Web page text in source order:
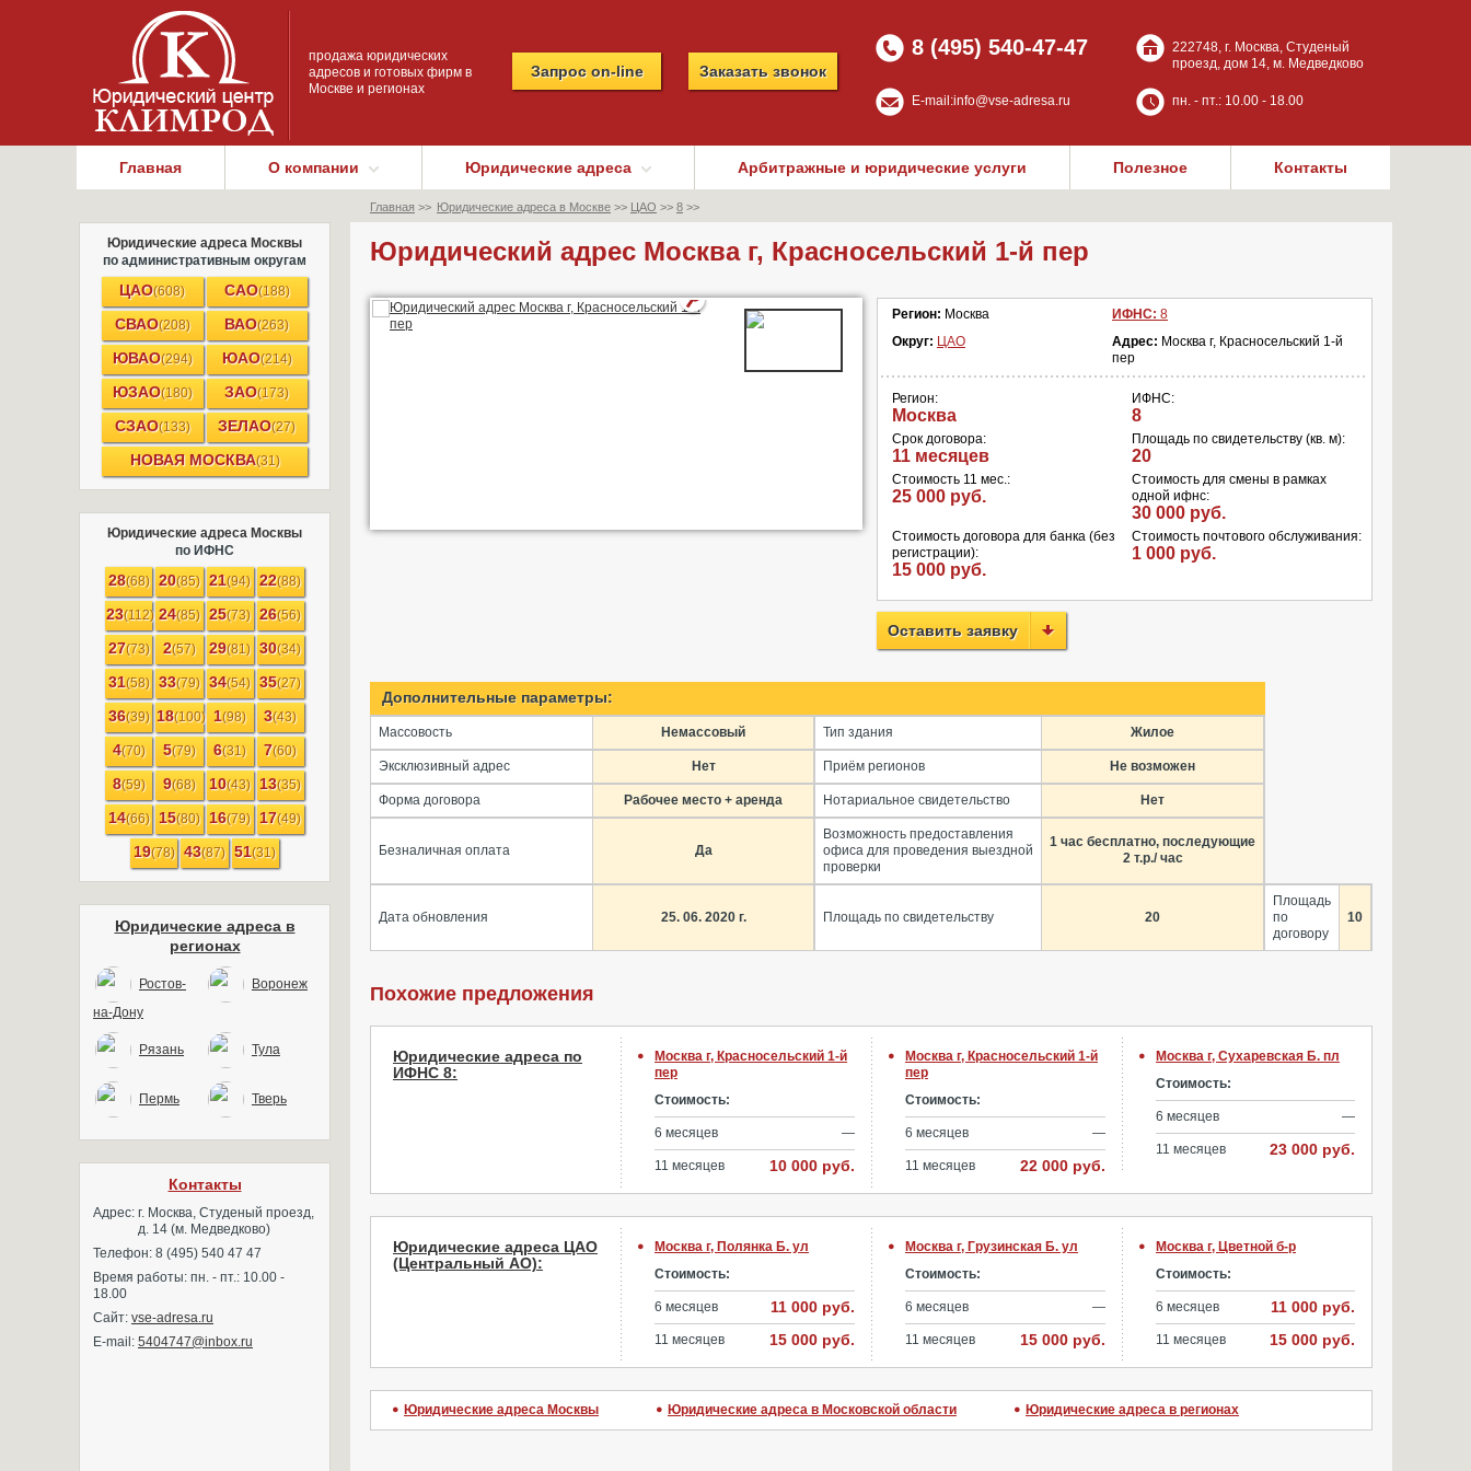
продажа юридических
адресов и готовых фирм в
Москве и регионах
Запрос on-line Заказать звонок
8 (495) 540-47-47
222748, г. Москва, Студеный
проезд, дом 14, м. Медведково
E-mail:info@vse-adresa.ru пн. - пт.: 10.00 - 18.00
Главная О компании Юридические адреса Арбитражные и юридические услуги Полезное Контакты
Юридические адреса Москвы
по административным округам
ЦАО(608) САО(188)
СВАО(208) ВАО(263)
ЮВАО(294) ЮАО(214)
ЮЗАО(180) ЗАО(173)
СЗАО(133) ЗЕЛАО(27)
НОВАЯ МОСКВА(31)
Юридические адреса Москвы
по ИФНС
28(68) 20(85) 21(94) 22(88)
23(112) 24(85) 25(73) 26(56)
27(73) 2(57) 29(81) 30(34)
31(58) 33(79) 34(54) 35(27)
36(39) 18(100) 1(98) 3(43)
4(70) 5(79) 6(31) 7(60)
8(59) 9(68) 10(43) 13(35)
14(66) 15(80) 16(79) 17(49)
19(78) 43(87) 51(31)
Юридические адреса в
регионах
Ростов-
на-Дону
Воронеж
Рязань Тула
Пермь Тверь
Контакты
Адрес: г. Москва, Студеный проезд,
д. 14 (м. Медведково)
Телефон: 8 (495) 540 47 47
Время работы: пн. - пт.: 10.00 -
18.00
Сайт: vse-adresa.ru
E-mail: 5404747@inbox.ru
Главная >> Юридические адреса в Москве >> ЦАО >> 8 >>
Юридический адрес Москва г, Красносельский 1-й пер
Регион: Москва ИФНС: 8
Округ: ЦАО Адрес: Москва г, Красносельский 1-й
пер
Регион:
Москва
ИФНС:
8
Срок договора:
11 месяцев
Площадь по свидетельству (кв. м):
20
Стоимость 11 мес.:
25 000 руб.
Cтоимость для смены в рамках
одной ифнс:
30 000 руб.
Стоимость договора для банка (без
регистрации):
15 000 руб.
Стоимость почтового обслуживания:
1 000 руб.
Оставить заявку
Дополнительные параметры:
Массовость Немассовый Тип здания Жилое
Эксклюзивный адрес Нет Приём регионов Не возможен
Форма договора Рабочее место + аренда Нотариальное свидетельство Нет
Безналичная оплата Да
Возможность предоставления
офиса для проведения выездной
проверки
1 час бесплатно, последующие
2 т.р./ час
Дата обновления 25. 06. 2020 г. Площадь по свидетельству 20
Площадь
по
договору
10
Похожие предложения
Юридические адреса по
ИФНС 8:
Москва г, Красносельский 1-й
пер
Стоимость:
6 месяцев —
11 месяцев 10 000 руб.
Москва г, Красносельский 1-й
пер
Стоимость:
6 месяцев —
11 месяцев 22 000 руб.
Москва г, Сухаревская Б. пл
Стоимость:
6 месяцев —
11 месяцев 23 000 руб.
Юридические адреса ЦАО
(Центральный АО):
Москва г, Полянка Б. ул
Стоимость:
6 месяцев 11 000 руб.
11 месяцев 15 000 руб.
Москва г, Грузинская Б. ул
Стоимость:
6 месяцев —
11 месяцев 15 000 руб.
Москва г, Цветной б-р
Стоимость:
6 месяцев 11 000 руб.
11 месяцев 15 000 руб.
Юридические адреса Москвы Юридические адреса в Московской области Юридические адреса в регионах